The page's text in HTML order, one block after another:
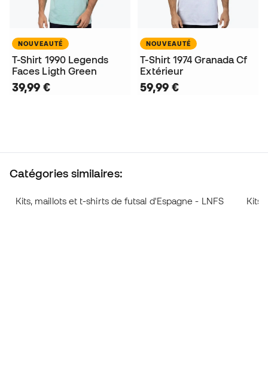
NOUVEAUTÉ
T-Shirt 1990 Legends
Faces Ligth Green
39,99 €
NOUVEAUTÉ
T-Shirt 1974 Granada Cf
Extérieur
59,99 €
Catégories similaires:
Kits, maillots et t-shirts de futsal d'Espagne - LNFS Kits,